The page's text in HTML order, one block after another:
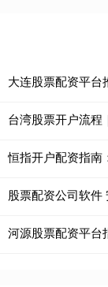
大连股票配资平台
台湾股票开户流程
恒指开户配资指南
股票配资公司软件
河源股票配资平台